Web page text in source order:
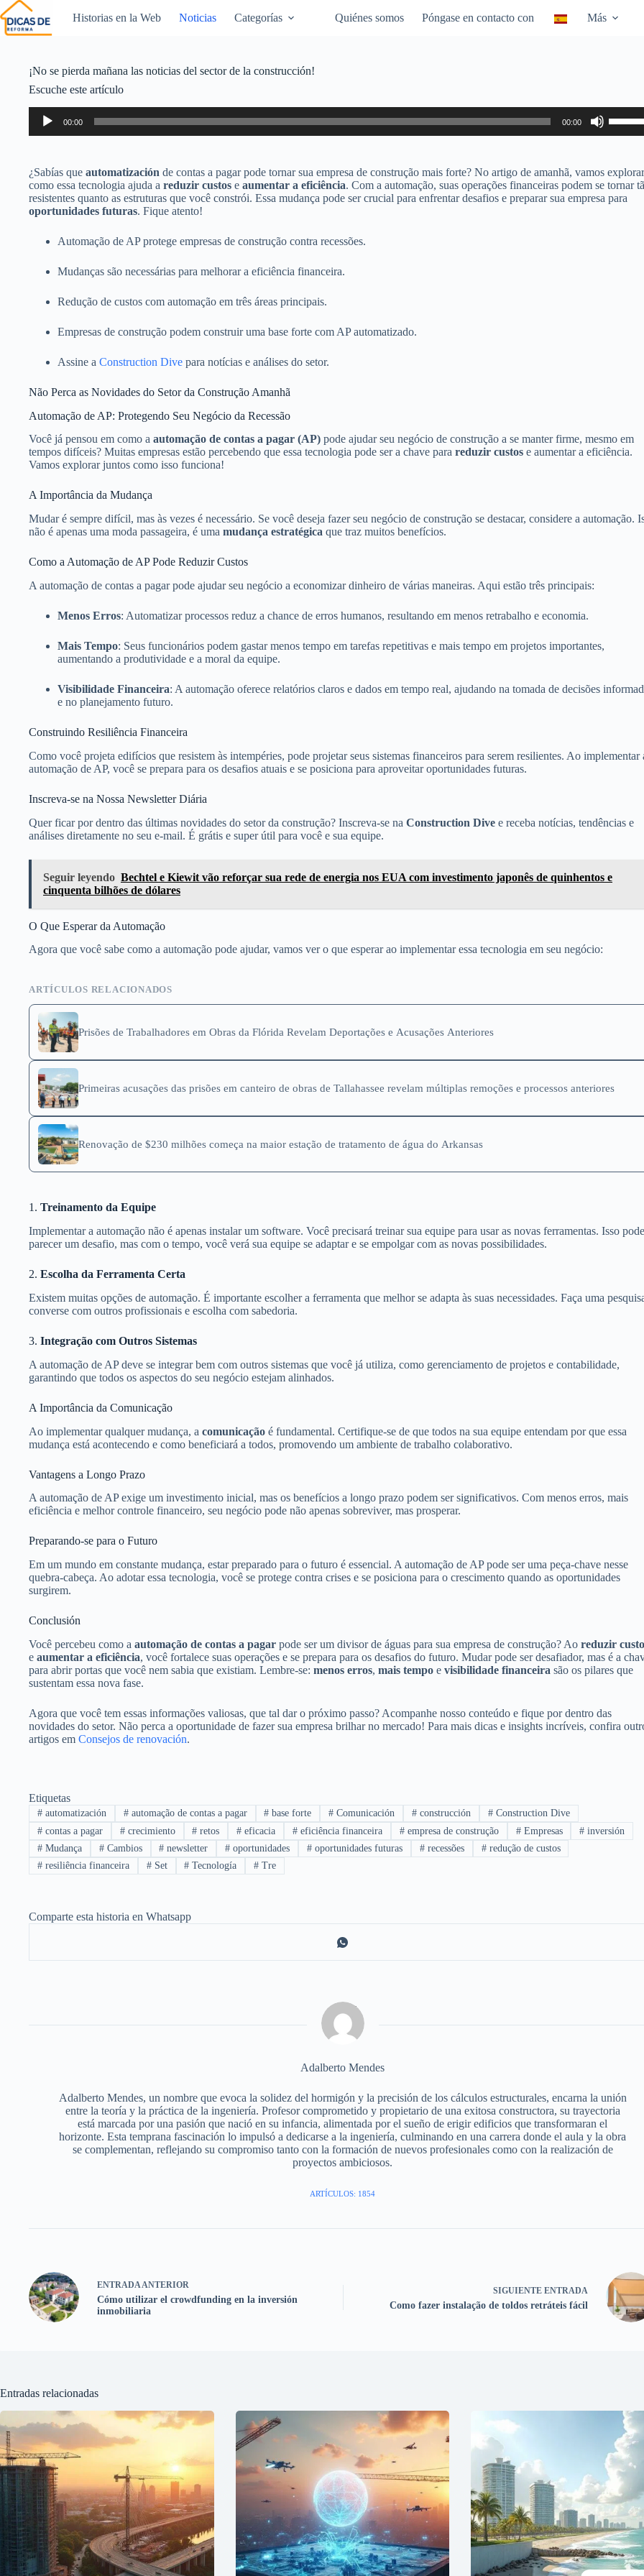
Historias en la Web Noticias Categorías Quiénes somos Póngase en contacto con Más
¡No se pierda mañana las noticias del sector de la construcción!
Escuche este artículo
Reproductor
audio
00:00 00:00
las
teclas
arriba/
para
¿Sabías que automatización de contas a pagar pode tornar sua empresa de construção mais forte? No artigo de amanhã, vamos explorar
como essa tecnologia ajuda a reduzir custos e aumentar a eficiência. Com a automação, suas operações financeiras podem se tornar
resistentes quanto as estruturas que você constrói. Essa mudança pode ser crucial para enfrentar desafios e preparar sua empresa para
oportunidades futuras. Fique atento!
Automação de AP protege empresas de construção contra recessões.
Mudanças são necessárias para melhorar a eficiência financeira.
Redução de custos com automação em três áreas principais.
Empresas de construção podem construir uma base forte com AP automatizado.
Assine a Construction Dive para notícias e análises do setor.
Não Perca as Novidades do Setor da Construção Amanhã
Automação de AP: Protegendo Seu Negócio da Recessão
Você já pensou em como a automação de contas a pagar (AP) pode ajudar seu negócio de construção a se manter firme, mesmo em
tempos difíceis? Muitas empresas estão percebendo que essa tecnologia pode ser a chave para reduzir custos e aumentar a eficiência.
Vamos explorar juntos como isso funciona!
A Importância da Mudança
Mudar é sempre difícil, mas às vezes é necessário. Se você deseja fazer seu negócio de construção se destacar, considere a automação.
não é apenas uma moda passageira, é uma mudança estratégica que traz muitos benefícios.
Como a Automação de AP Pode Reduzir Custos
A automação de contas a pagar pode ajudar seu negócio a economizar dinheiro de várias maneiras. Aqui estão três principais:
Menos Erros: Automatizar processos reduz a chance de erros humanos, resultando em menos retrabalho e economia.
Mais Tempo: Seus funcionários podem gastar menos tempo em tarefas repetitivas e mais tempo em projetos importantes,
aumentando a produtividade e a moral da equipe.
Visibilidade Financeira: A automação oferece relatórios claros e dados em tempo real, ajudando na tomada de decisões
e no planejamento futuro.
Construindo Resiliência Financeira
Como você projeta edifícios que resistem às intempéries, pode projetar seus sistemas financeiros para serem resilientes. Ao implementar
automação de AP, você se prepara para os desafios atuais e se posiciona para aproveitar oportunidades futuras.
Inscreva-se na Nossa Newsletter Diária
Quer ficar por dentro das últimas novidades do setor da construção? Inscreva-se na Construction Dive e receba notícias, tendências e
análises diretamente no seu e-mail. É grátis e super útil para você e sua equipe.
Seguir leyendo Bechtel e Kiewit vão reforçar sua rede de energia nos EUA com investimento japonês de quinhentos e
cinquenta bilhões de dólares
O Que Esperar da Automação
Agora que você sabe como a automação pode ajudar, vamos ver o que esperar ao implementar essa tecnologia em seu negócio:
ARTÍCULOS RELACIONADOS
Prisões de Trabalhadores em Obras da Flórida Revelam Deportações e Acusações Anteriores
Primeiras acusações das prisões em canteiro de obras de Tallahassee revelam múltiplas remoções e processos anteriores
Renovação de $230 milhões começa na maior estação de tratamento de água do Arkansas
1. Treinamento da Equipe
Implementar a automação não é apenas instalar um software. Você precisará treinar sua equipe para usar as novas ferramentas. Isso pode
parecer um desafio, mas com o tempo, você verá sua equipe se adaptar e se empolgar com as novas possibilidades.
2. Escolha da Ferramenta Certa
Existem muitas opções de automação. É importante escolher a ferramenta que melhor se adapta às suas necessidades. Faça uma
converse com outros profissionais e escolha com sabedoria.
3. Integração com Outros Sistemas
A automação de AP deve se integrar bem com outros sistemas que você já utiliza, como gerenciamento de projetos e contabilidade,
garantindo que todos os aspectos do seu negócio estejam alinhados.
A Importância da Comunicação
Ao implementar qualquer mudança, a comunicação é fundamental. Certifique-se de que todos na sua equipe entendam por que essa
mudança está acontecendo e como beneficiará a todos, promovendo um ambiente de trabalho colaborativo.
Vantagens a Longo Prazo
A automação de AP exige um investimento inicial, mas os benefícios a longo prazo podem ser significativos. Com menos erros, mais
eficiência e melhor controle financeiro, seu negócio pode não apenas sobreviver, mas prosperar.
Preparando-se para o Futuro
Em um mundo em constante mudança, estar preparado para o futuro é essencial. A automação de AP pode ser uma peça-chave nesse
quebra-cabeça. Ao adotar essa tecnologia, você se protege contra crises e se posiciona para o crescimento quando as oportunidades
surgirem.
Conclusión
Você percebeu como a automação de contas a pagar pode ser um divisor de águas para sua empresa de construção? Ao reduzir
e aumentar a eficiência, você fortalece suas operações e se prepara para os desafios do futuro. Mudar pode ser desafiador, mas é a
para abrir portas que você nem sabia que existiam. Lembre-se: menos erros, mais tempo e visibilidade financeira são os pilares que
sustentam essa nova fase.
Agora que você tem essas informações valiosas, que tal dar o próximo passo? Acompanhe nosso conteúdo e fique por dentro das
novidades do setor. Não perca a oportunidade de fazer sua empresa brilhar no mercado! Para mais dicas e insights incríveis, confira
artigos em Consejos de renovación.
Etiquetas
#automatización #automação de contas a pagar # base forte # Comunicación # construcción #Construction Dive
#contas a pagar #crecimiento # retos # eficacia # eficiência financeira #empresa de construção #Empresas # inversión
#Mudança #Cambios # newsletter # oportunidades # oportunidades futuras #recessões #redução de custos
#resiliência financeira #Set # Tecnología # Tre
Comparte esta historia en Whatsapp
Adalberto Mendes
Adalberto Mendes, un nombre que evoca la solidez del hormigón y la precisión de los cálculos estructurales, encarna la unión
entre la teoría y la práctica de la ingeniería. Profesor comprometido y propietario de una exitosa constructora, su trayectoria
está marcada por una pasión que nació en su infancia, alimentada por el sueño de erigir edificios que transformaran el
horizonte. Esta temprana fascinación lo impulsó a dedicarse a la ingeniería, culminando en una carrera donde el aula y la obra
se complementan, reflejando su compromiso tanto con la formación de nuevos profesionales como con la realización de
proyectos ambiciosos.
ARTÍCULOS: 1854
ENTRADAANTERIOR
Cómo utilizar el crowdfunding en la inversión
inmobiliaria
SIGUIENTE ENTRADA
Como fazer instalação de toldos retráteis fácil
Entradas relacionadas